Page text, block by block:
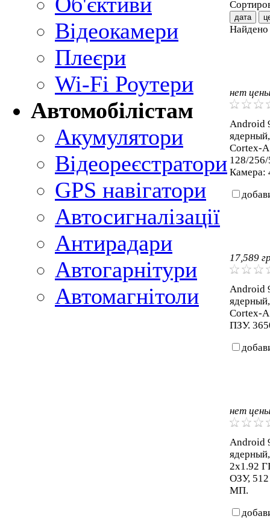
Відеокамери
Плеєри
Wi-Fi Роутери
Автомобілістам
Акумулятори
Відеореєстратори
GPS навігатори
Автосигналізації
Антирадари
Автогарнітури
Автомагнітоли
дата
Найдено
нет
Android
Cortex-
128/
Камера:
17,589
Android
Cortex-
ПЗУ.
нет
Android
2x1.92
ОЗУ,
МП.